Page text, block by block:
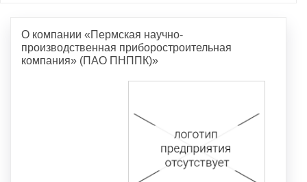
О компании «Пермская научно-
производственная приборостроительная
компания» (ПАО ПНППК)»